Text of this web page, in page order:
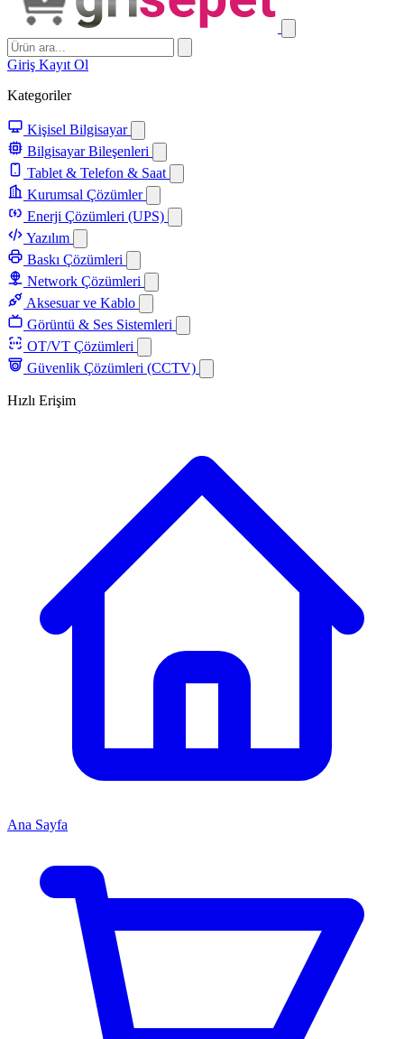
Giriş Kayıt Ol
Kategoriler
Kişisel Bilgisayar
Bilgisayar Bileşenleri
Tablet & Telefon & Saat
Kurumsal Çözümler
Enerji Çözümleri (UPS)
Yazılım
Baskı Çözümleri
Network Çözümleri
Aksesuar ve Kablo
Görüntü & Ses Sistemleri
OT/VT Çözümleri
Güvenlik Çözümleri (CCTV)
Hızlı Erişim
Ana Sayfa